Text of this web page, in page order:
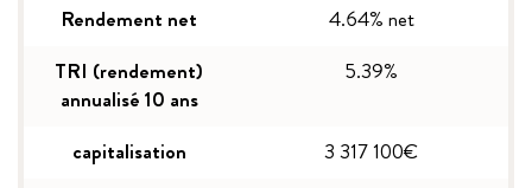
Rendement net
4.64% net
TRI (rendement)
annualisé 10 ans
5.39%
capitalisation
3 317 100€